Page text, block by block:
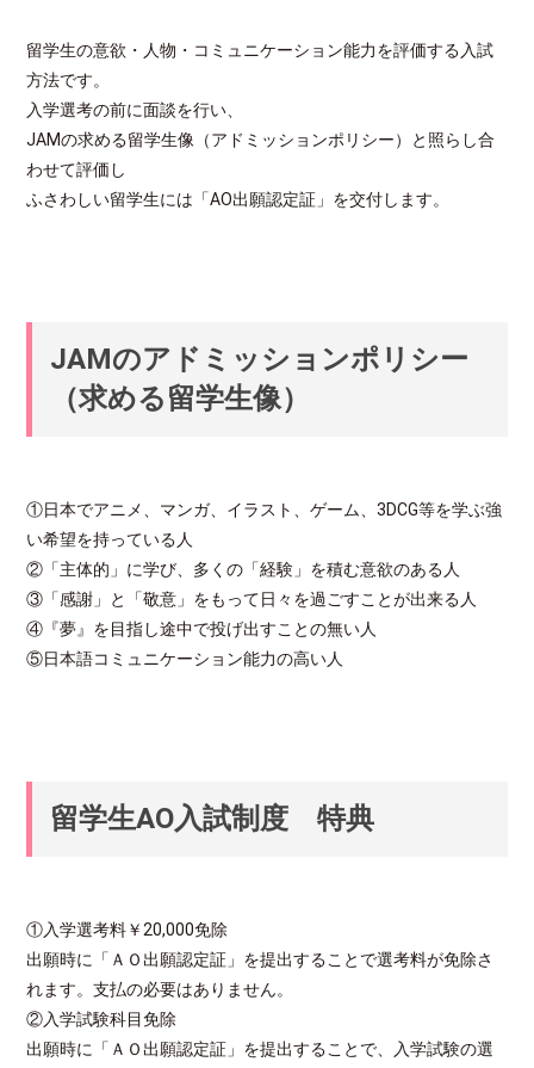
留学生の意欲・人物・コミュニケーション能力を評価する入試
方法です。
入学選考の前に面談を行い、
JAMの求める留学生像（アドミッションポリシー）と照らし合
わせて評価し
ふさわしい留学生には「AO出願認定証」を交付します。
JAMのアドミッションポリシー
（求める留学生像）
①日本でアニメ、マンガ、イラスト、ゲーム、3DCG等を学ぶ強
い希望を持っている人
②「主体的」に学び、多くの「経験」を積む意欲のある人
③「感謝」と「敬意」をもって日々を過ごすことが出来る人
④『夢』を目指し途中で投げ出すことの無い人
⑤日本語コミュニケーション能力の高い人
留学生AO入試制度 特典
①入学選考料￥20,000免除
出願時に「ＡＯ出願認定証」を提出することで選考料が免除さ
れます。支払の必要はありません。
②入学試験科目免除
出願時に「ＡＯ出願認定証」を提出することで、入学試験の選